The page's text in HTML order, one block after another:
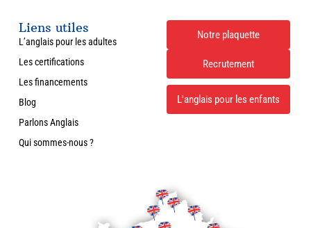
Liens utiles
L’anglais pour les adultes
Les certifications
Les financements
Blog
Parlons Anglais
Qui sommes-nous ?
Notre plaquette
Recrutement
L'anglais pour les enfants